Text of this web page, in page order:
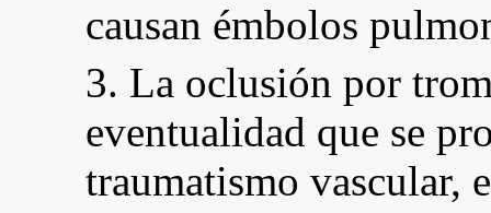
causan émbolos
3. La oclusión por
eventualidad que se
traumatismo vascular,